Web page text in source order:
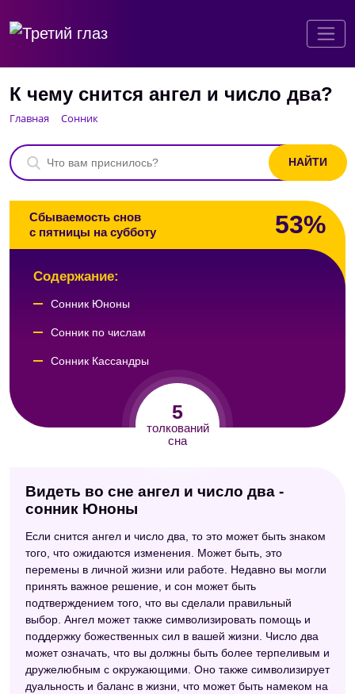
К чему снится ангел и число два?
Главная Сонник
Сбываемость снов
с пятницы на субботу
53%
5
толкований
сна
Содержание:
Сонник Юноны
Сонник по числам
Сонник Кассандры
Видеть во сне ангел и число два -
сонник Юноны
Если снится ангел и число два, то это может быть знаком
того, что ожидаются изменения. Может быть, это
перемены в личной жизни или работе. Недавно вы могли
принять важное решение, и сон может быть
подтверждением того, что вы сделали правильный
выбор. Ангел может также символизировать помощь и
поддержку божественных сил в вашей жизни. Число два
может означать, что вы должны быть более терпеливым и
дружелюбным с окружающими. Оно также символизирует
дуальность и баланс в жизни, что может быть намеком на